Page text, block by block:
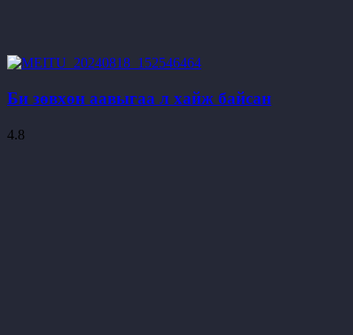
Би зөвхөн аавыгаа л хайж байсан
4.8